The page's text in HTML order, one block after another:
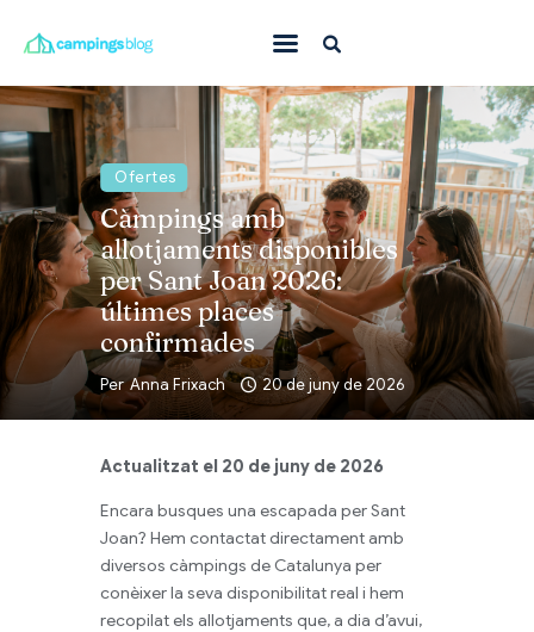
Amb mascota
En família
On anar
Què fer
Inspiració
Ofertes
Totes
Ofertes
Càmpings amb
allotjaments disponibles
per Sant Joan 2026:
últimes places
confirmades
Per Anna Frixach 20 de juny de 2026
Actualitzat el 20 de juny de 2026
Encara busques una escapada per Sant
Joan? Hem contactat directament amb
diversos càmpings de Catalunya per
conèixer la seva disponibilitat real i hem
recopilat els allotjaments que, a dia d’avui,